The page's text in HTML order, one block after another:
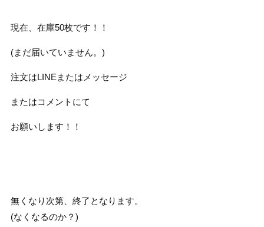
現在、在庫50枚です！！
(まだ届いていません。)
注文はLINEまたはメッセージ
またはコメントにて
お願いします！！
無くなり次第、終了となります。
(なくなるのか？)